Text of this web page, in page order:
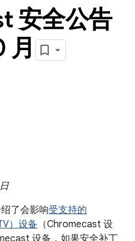
安全公告
月
了会影响受支持的
）设备 （Chromecast 设
设备，如果安全补丁